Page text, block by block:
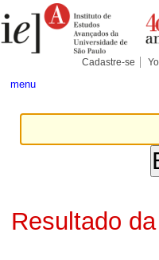
para
conteúdo.
Pessoais
Cadastre-se
menu
Resultado